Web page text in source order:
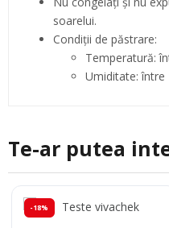
soarelui.
Condiții de păstrare:
Temperatură:
Umiditate: între
Te-ar putea
-18%